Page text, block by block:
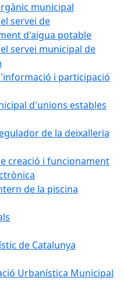
municipal
servei de
d'aigua potable
servei municipal de
i participació
d'unions estables
de la deixalleria
creació i funcionament
de la piscina
de Catalunya
Urbanística Municipal